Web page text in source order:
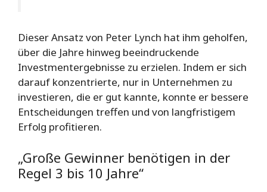
Dieser Ansatz von Peter Lynch hat ihm geholfen,
über die Jahre hinweg beeindruckende
Investmentergebnisse zu erzielen. Indem er sich
darauf konzentrierte, nur in Unternehmen zu
investieren, die er gut kannte, konnte er bessere
Entscheidungen treffen und von langfristigem
Erfolg profitieren.
„Große Gewinner benötigen in der
Regel 3 bis 10 Jahre“